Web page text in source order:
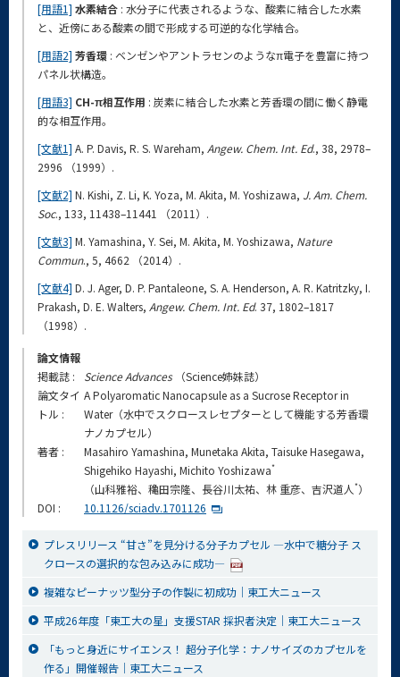
[用語1] 水素結合 : 水分子に代表されるような、酸素に結合した水素
と、近傍にある酸素の間で形成する可逆的な化学結合。
[用語2] 芳香環 : ベンゼンやアントラセンのようなπ電子を豊富に持つ
パネル状構造。
[用語3] CH-π相互作用 : 炭素に結合した水素と芳香環の間に働く静電
的な相互作用。
[文献1] A. P. Davis, R. S. Wareham, Angew. Chem. Int. Ed., 38, 2978–
2996 （1999）.
[文献2] N. Kishi, Z. Li, K. Yoza, M. Akita, M. Yoshizawa, J. Am. Chem.
Soc., 133, 11438–11441 （2011）.
[文献3] M. Yamashina, Y. Sei, M. Akita, M. Yoshizawa, Nature
Commun., 5, 4662 （2014）.
[文献4] D. J. Ager, D. P. Pantaleone, S. A. Henderson, A. R. Katritzky, I.
Prakash, D. E. Walters, Angew. Chem. Int. Ed. 37, 1802–1817
（1998）.
論文情報
掲載誌 :
Science Advances（Science姉妹誌）
論文タイ
トル :
A Polyaromatic Nanocapsule as a Sucrose Receptor in
Water（水中でスクロースレセプターとして機能する芳香環
ナノカプセル）
著者 :
Masahiro Yamashina, Munetaka Akita, Taisuke Hasegawa,
Shigehiko Hayashi, Michito Yoshizawa*
（山科雅裕、穐田宗隆、長谷川太祐、林 重彦、吉沢道人*）
DOI :
10.1126/sciadv.1701126
プレスリリース “甘さ”を見分ける分子カプセル ―水中で糖分子 ス
クロースの選択的な包み込みに成功―
複雑なピーナッツ型分子の作製に初成功｜東工大ニュース
平成26年度「東工大の星」支援STAR 採択者決定｜東工大ニュース
「もっと身近にサイエンス！ 超分子化学：ナノサイズのカプセルを
作る」開催報告｜東工大ニュース